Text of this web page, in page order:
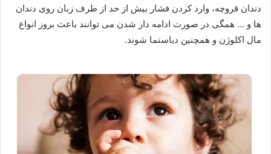
دندان قروچه، وارد کردن فشار بیش از حد از طرف زبان روی دندان
ها و … همگی در صورت ادامه دار شدن می توانند باعث بروز انواع
مال اکلوژن و همچنین دیاستما شوند.